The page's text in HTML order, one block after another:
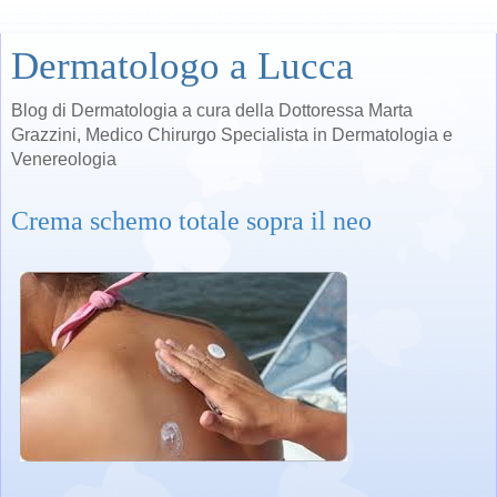
Dermatologo a Lucca
Blog di Dermatologia a cura della Dottoressa Marta
Grazzini, Medico Chirurgo Specialista in Dermatologia e
Venereologia
Crema schemo totale sopra il neo